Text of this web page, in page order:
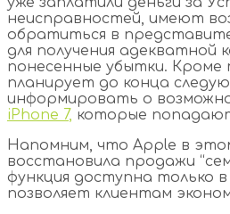
неисправностей, имеют
обратиться в
для получения адекватной
понесенные убытки. Кроме
планирует до конца
информировать о
iPhone 7, которые
Напомним, что Apple в
восстановила продажи “
функция доступна только в
позволяет клиентам